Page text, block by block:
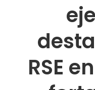
RSE